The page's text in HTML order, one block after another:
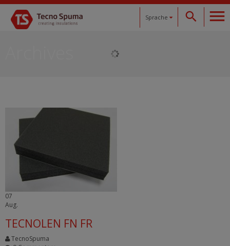
Sprache
Français
Deutsch
07
Aug.
TECNOLEN FN FR
TecnoSpuma